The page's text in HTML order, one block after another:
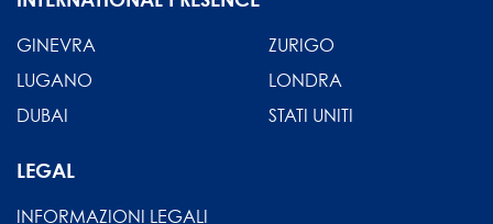
GINEVRA
ZURIGO
LUGANO
LONDRA
DUBAI
STATI UNITI
LEGAL
INFORMAZIONI LEGALI